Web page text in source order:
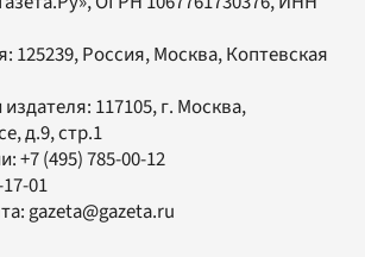
125239, Россия, Москва, Коптевская
117105, г. Москва,
д.9, стр.1
+7 (495) 785-00-12
01
gazeta@gazeta.ru